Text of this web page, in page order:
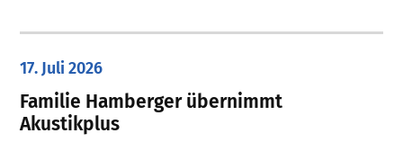
17. Juli 2026
Familie Hamberger übernimmt
Akustikplus